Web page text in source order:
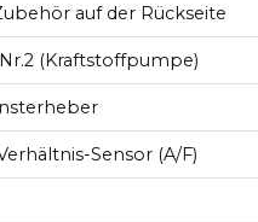
auf der Rückseite
(Kraftstoffpumpe)
Sensor (A/F)